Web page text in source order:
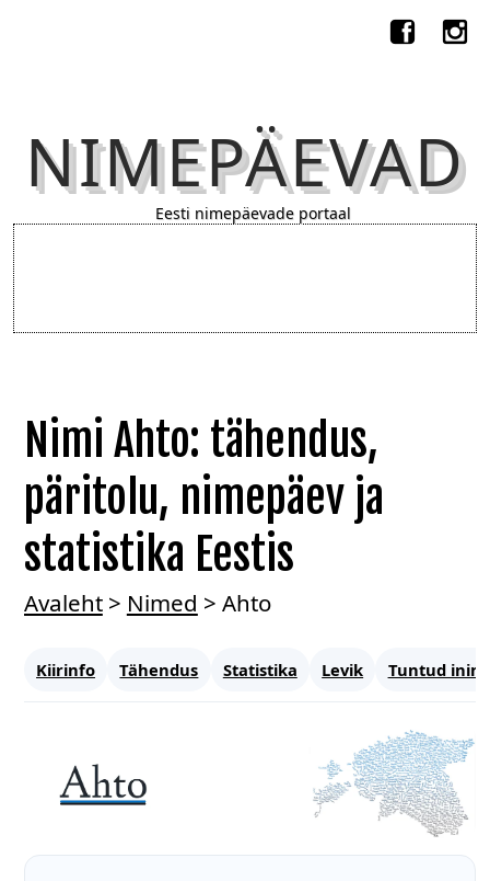
NIMEPÄEVAD
Eesti nimepäevade portaal
Nimi Ahto: tähendus,
päritolu, nimepäev ja
statistika Eestis
Avaleht> Nimed > Ahto
Kiirinfo Tähendus Statistika Levik Tuntud